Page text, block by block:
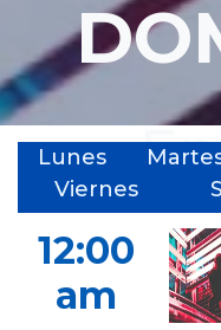
Lunes
Viernes
12:00
am